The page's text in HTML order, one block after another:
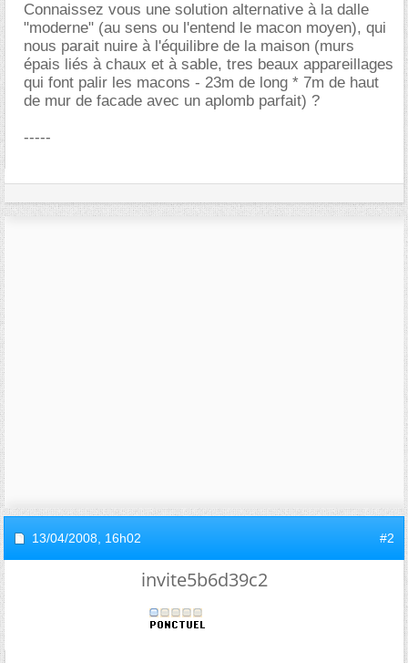
Connaissez vous une solution alternative à la dalle
"moderne" (au sens ou l'entend le macon moyen), qui
nous parait nuire à l'équilibre de la maison (murs
épais liés à chaux et à sable, tres beaux appareillages
qui font palir les macons - 23m de long * 7m de haut
de mur de facade avec un aplomb parfait) ?
-----
13/04/2008, 16h02 #2
invite5b6d39c2